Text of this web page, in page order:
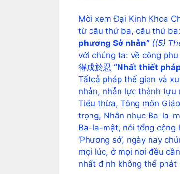
Mời xem Đại Kinh Khoa
từ câu thứ ba, câu thứ ba:
phương Sở nhẫn” ((5)
với chúng ta: về công
得成於忍 “Nhất thiết
Tấtcả pháp thế gian và
nhẫn, nhẫn lực thành
Tiểu thừa, Tông môn
trọng, Nhẫn nhục Ba-la-
Ba-la-mật, nói tổng cộng
‘Phương sở’, ngày nay
mọi lúc, ở mọi nơi đều
nhất định không thể